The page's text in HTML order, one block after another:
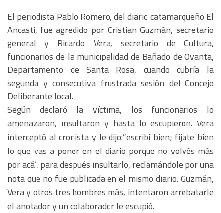
El periodista Pablo Romero, del diario catamarqueño El
Ancasti, fue agredido por Cristian Guzmán, secretario
general y Ricardo Vera, secretario de Cultura,
funcionarios de la municipalidad de Bañado de Ovanta,
Departamento de Santa Rosa, cuando cubría la
segunda y consecutiva frustrada sesión del Concejo
Deliberante local.
Según declaró la víctima, los funcionarios lo
amenazaron, insultaron y hasta lo escupieron. Vera
interceptó al cronista y le dijo:”escribí bien; fijate bien
lo que vas a poner en el diario porque no volvés más
por acá”, para después insultarlo, reclamándole por una
nota que no fue publicada en el mismo diario. Guzmán,
Vera y otros tres hombres más, intentaron arrebatarle
el anotador y un colaborador le escupió.